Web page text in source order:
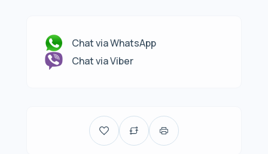
Chat via WhatsApp
Chat via Viber